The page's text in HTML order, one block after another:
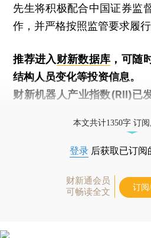
先生将积极配合中国证券监
作，并严格按照监管要求履行
推荐进入财新数据库 ，可随
结构人员变化等投资信息。
财新机器人产业指数(RII)已
本文共计1350字 订
登录 后获取已订阅
财新通会员
可畅读全文
订阅